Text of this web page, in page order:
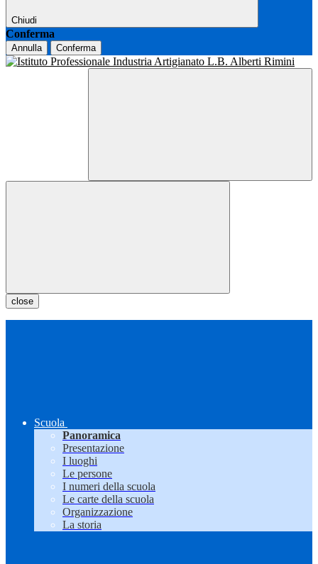
Chiudi
Conferma
Annulla Conferma
close
Scuola
Panoramica
Presentazione
I luoghi
Le persone
I numeri della scuola
Le carte della scuola
Organizzazione
La storia